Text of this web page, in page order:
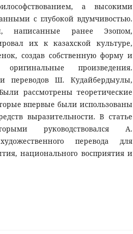
а высокими
с глубокой вдумчивостью.
написанные ранее Эзопом,
их к казахской культуре,
создав собственную форму и
произведения.
переводов Ш. Кудайбердыулы,
рассмотрены теоретические
впервые были использованы
выразительности. В статье
руководствовался А.
перевода для
национального восприятия и